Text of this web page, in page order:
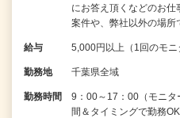
にお答え頂くなどのお
案件や、弊社以外の場
給与 5,000円以上（1回のモ
勤務地 千葉県全域
勤務時間
9：00～17：00（モニタ
間＆タイミングで勤務